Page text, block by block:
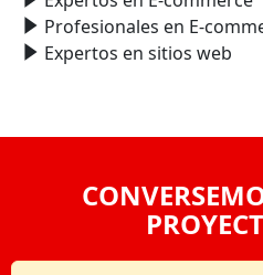
Profesionales en E-
Expertos en sitios web